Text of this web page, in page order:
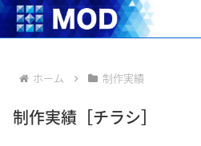
ホーム 制作実績
制作実績［チラシ］